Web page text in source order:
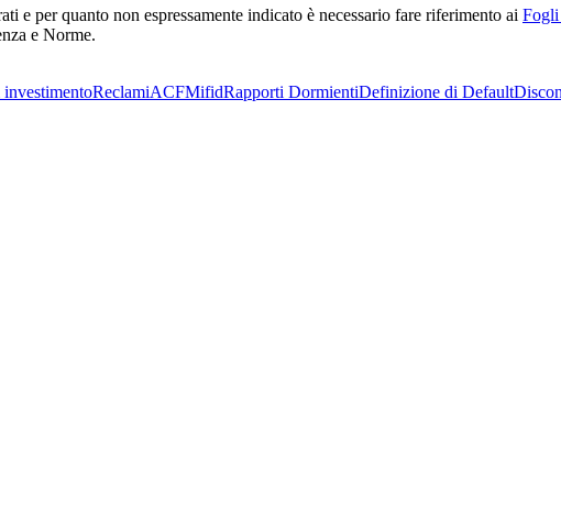
e per quanto non espressamente indicato è necessario fare riferimento ai
e Norme.
ReclamiACFMifidRapporti DormientiDefinizione di Default